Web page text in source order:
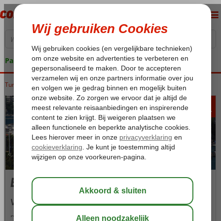
Pakketgarantie
Home
Turkije Egeische kust Bodrum
va 423 p.p.
Bodrum
Vakantie Bodrum
De baai waar het heuvelachtige Bodrum in ligt behoort terecht tot